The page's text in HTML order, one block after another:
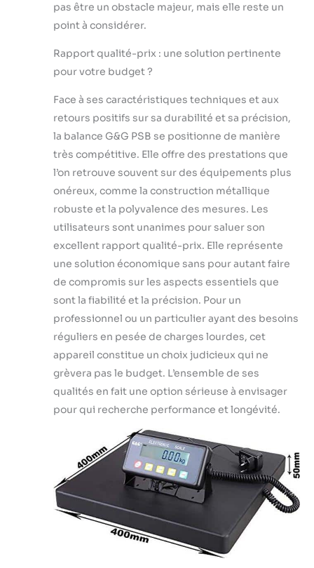
pas être un obstacle majeur, mais elle reste un
point à considérer.
Rapport qualité-prix : une solution pertinente
pour votre budget ?
Face à ses caractéristiques techniques et aux
retours positifs sur sa durabilité et sa précision,
la balance G&G PSB se positionne de manière
très compétitive. Elle offre des prestations que
l’on retrouve souvent sur des équipements plus
onéreux, comme la construction métallique
robuste et la polyvalence des mesures. Les
utilisateurs sont unanimes pour saluer son
excellent rapport qualité-prix. Elle représente
une solution économique sans pour autant faire
de compromis sur les aspects essentiels que
sont la fiabilité et la précision. Pour un
professionnel ou un particulier ayant des besoins
réguliers en pesée de charges lourdes, cet
appareil constitue un choix judicieux qui ne
grèvera pas le budget. L’ensemble de ses
qualités en fait une option sérieuse à envisager
pour qui recherche performance et longévité.